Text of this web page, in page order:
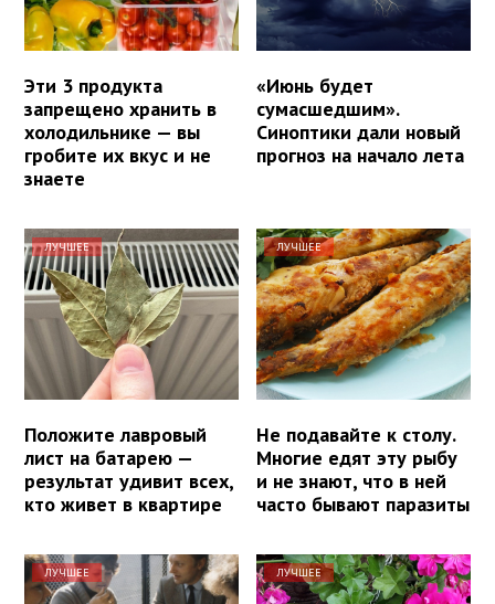
Эти 3 продукта
запрещено хранить в
холодильнике — вы
гробите их вкус и не
знаете
«Июнь будет
сумасшедшим».
Синоптики дали новый
прогноз на начало лета
ЛУЧШЕЕ
Положите лавровый
лист на батарею —
результат удивит всех,
кто живет в квартире
ЛУЧШЕЕ
Не подавайте к столу.
Многие едят эту рыбу
и не знают, что в ней
часто бывают паразиты
ЛУЧШЕЕ ЛУЧШЕЕ